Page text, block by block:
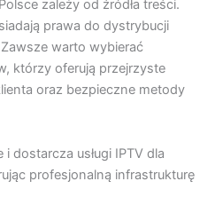
zależy od źródła treści.
prawa do dystrybucji
Zawsze warto wybierać
którzy oferują przejrzyste
oraz bezpieczne metody
i dostarcza usługi IPTV dla
profesjonalną infrastrukturę